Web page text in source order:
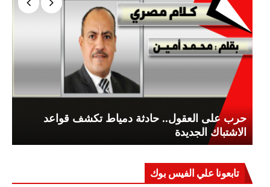
حرب على العقول.. حادثة دمياط تكشف قواعد
الاشتباك الجديدة
تابعونا علي الفيس بوك